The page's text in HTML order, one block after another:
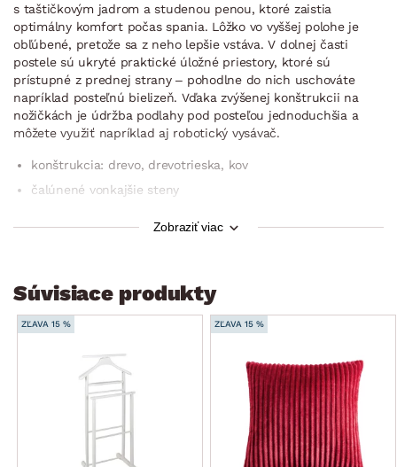
s taštičkovým jadrom a studenou penou, ktoré zaistia
optimálny komfort počas spania. Lôžko vo vyššej polohe je
obľúbené, pretože sa z neho lepšie vstáva. V dolnej časti
postele sú ukryté praktické úložné priestory, ktoré sú
prístupné z prednej strany – pohodlne do nich uschováte
napríklad posteľnú bielizeň. Vďaka zvýšenej konštrukcii na
nožičkách je údržba podlahy pod posteľou jednoduchšia a
môžete využiť napríklad aj robotický vysávač.
konštrukcia: drevo, drevotrieska, kov
čalúnené vonkajšie steny
v elegantnej lesklej optike, farba červená (zloženie: 100%
tkanina je potiahnutá špeciálnou ochrannou vrstvou chráni
pred rýchlym prechodom tekutín – to zabraňuje okamžitej
absorpcii vody cez tkaninu, čím sa kvapalina kondenzuje
na povrchu materiálu, vďaka tomu máte čas použiť mäkkú
handričku alebo papierový uterák na jemné odfiltrovanie
rozliatej kvapaliny)
zadné čelo: rovné, výrazný geometrický prešiv, výška
plocha lôžka: 180×200 cm
Zobraziť viac
Súvisiace produkty
ZĽAVA 15 % ZĽAVA 15 %